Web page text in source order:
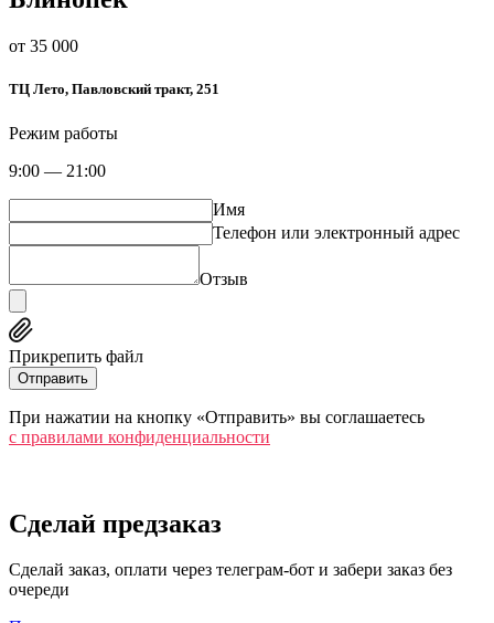
от 35 000
​ТЦ Лето​, Павловский тракт, 251
Режим работы
9:00 — 21:00
Имя
Телефон или электронный адрес
Отзыв
Прикрепить файл
Отправить
При нажатии на кнопку «Отправить» вы соглашаетесь
c правилами конфиденциальности
Сделай предзаказ
Сделай заказ, оплати через телеграм-бот и забери заказ без
очереди